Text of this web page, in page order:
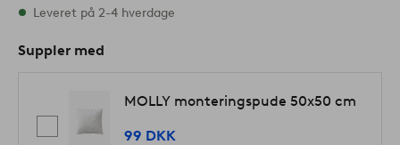
På lager
Leveret på 2-4 hverdage
Suppler med
MOLLY monteringspude 50x50 cm
99 DKK